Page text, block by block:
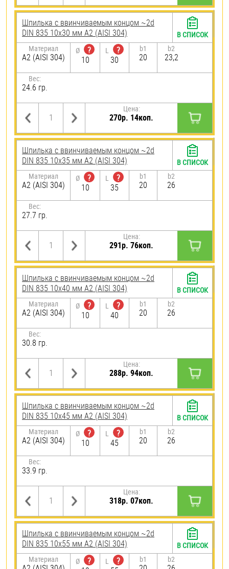
Шпилька c ввинчиваемым концом ~2d
DIN 835 10х30 мм А2 (AISI 304)
Материал
А2 (AISI 304)
Ø
?
10
L
?
30
b1
20
b2
23,2
Вес:
24.6 гр.
Цена:
270р. 14коп.
В СПИСОК
Шпилька c ввинчиваемым концом ~2d
DIN 835 10х35 мм А2 (AISI 304)
Материал
А2 (AISI 304)
Ø
?
10
L
?
35
b1
20
b2
26
Вес:
27.7 гр.
Цена:
291р. 76коп.
В СПИСОК
Шпилька c ввинчиваемым концом ~2d
DIN 835 10х40 мм А2 (AISI 304)
Материал
А2 (AISI 304)
Ø
?
10
L
?
40
b1
20
b2
26
Вес:
30.8 гр.
Цена:
288р. 94коп.
В СПИСОК
Шпилька c ввинчиваемым концом ~2d
DIN 835 10х45 мм А2 (AISI 304)
Материал
А2 (AISI 304)
Ø
?
10
L
?
45
b1
20
b2
26
Вес:
33.9 гр.
Цена:
318р. 07коп.
В СПИСОК
Шпилька c ввинчиваемым концом ~2d
DIN 835 10х55 мм А2 (AISI 304)
Материал Ø
?
L
?
b1 b2
В СПИСОК